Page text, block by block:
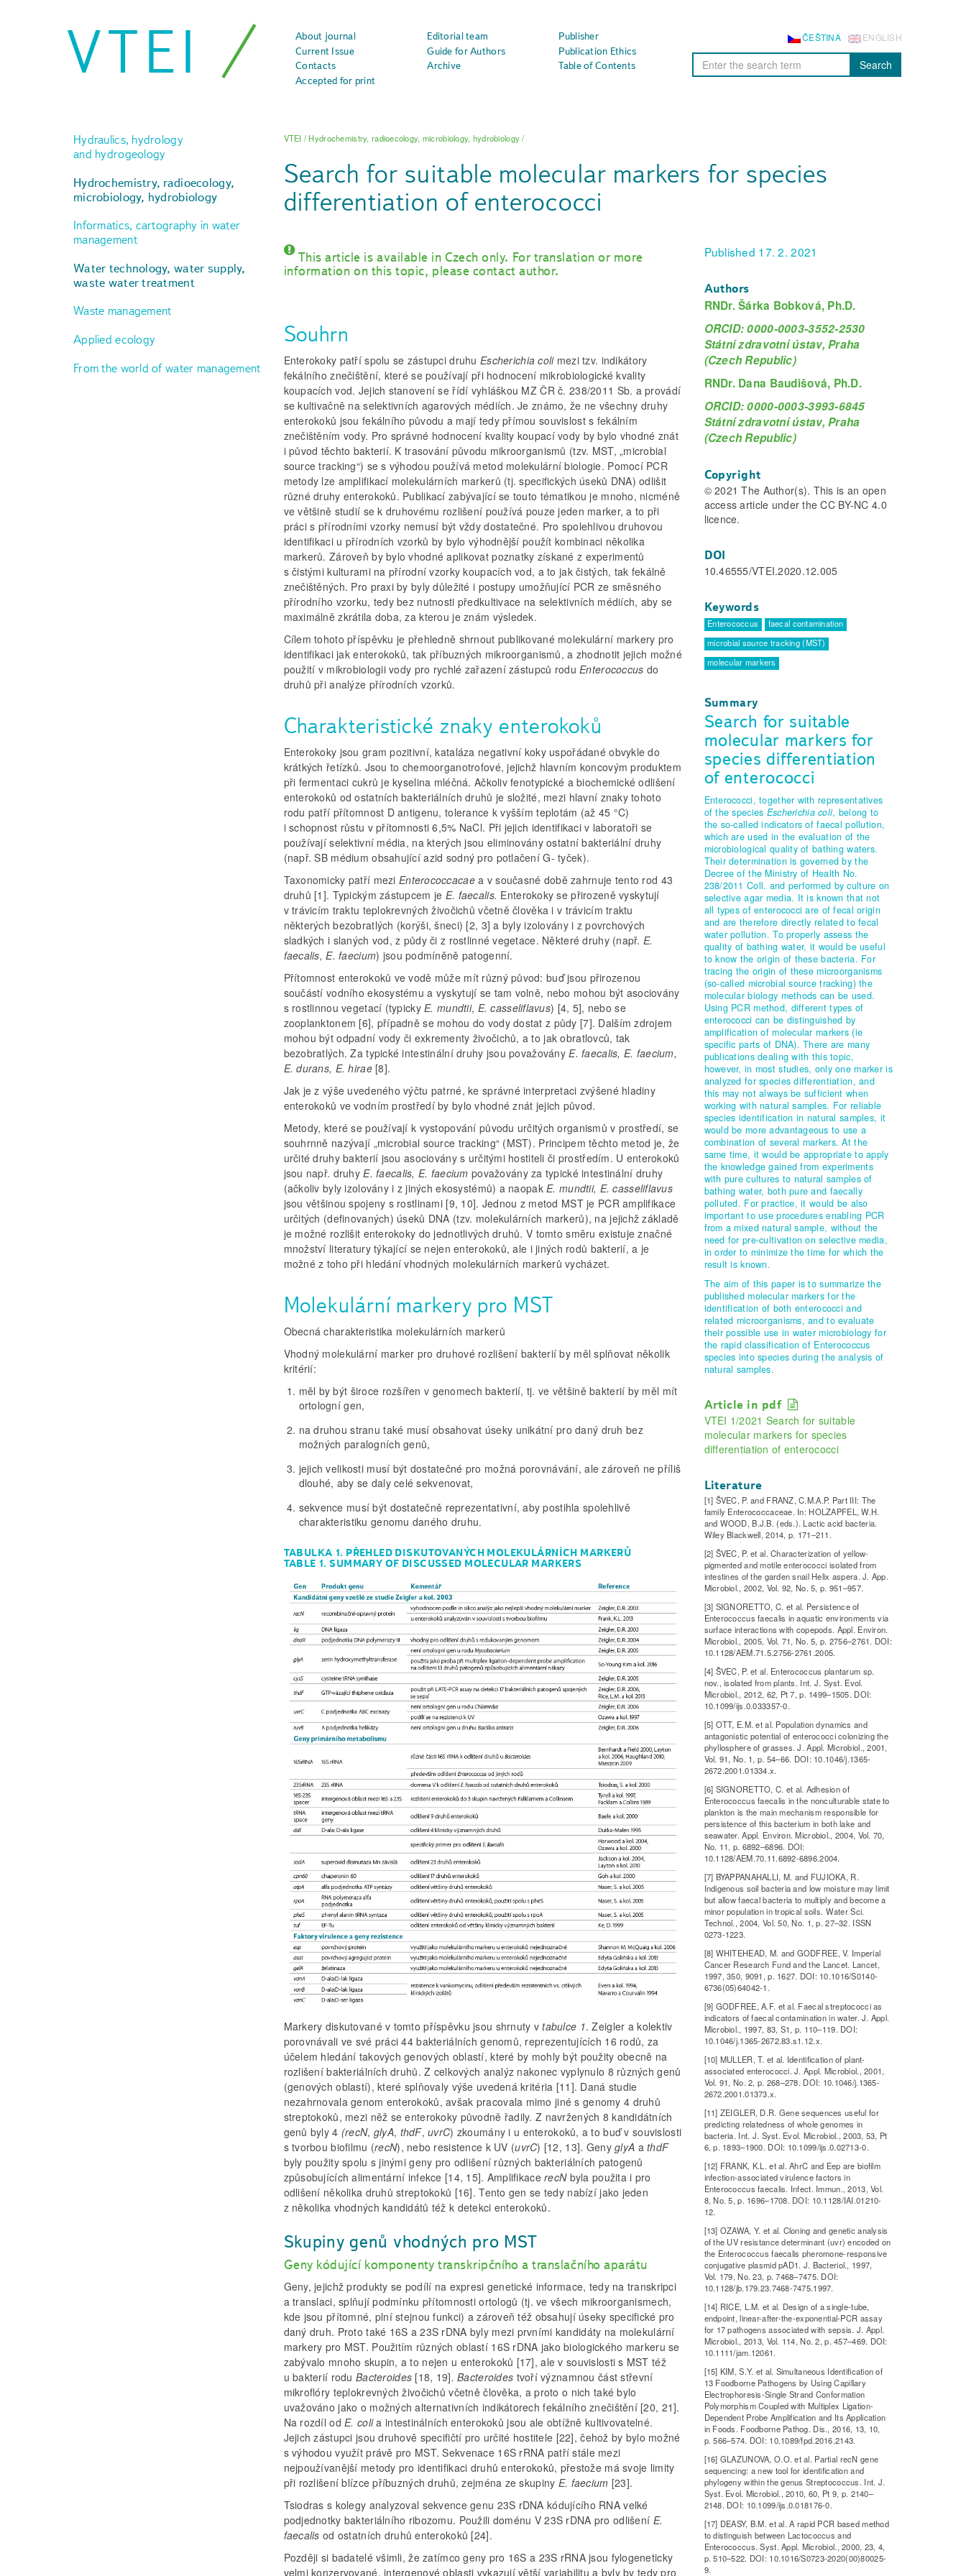
VTEI About journal Editorial team
Publisher
Current Issue
Guide for Authors
Publication Ethics
Contacts
Archive
Table of Contents
Accepted for print
ENGLISH
ČEŠTINA
Search
Hydraulics, hydrology
and hydrogeology
Hydrochemistry, radioecology,
microbiology, hydrobiology
Informatics, cartography in water
management
Water technology, water supply,
waste water treatment
Waste management
Applied ecology
From the world of water management
VTEI / Hydrochemistry, radioecology, microbiology, hydrobiology/
Search for suitable molecular markers for species
differentiation of enterococci
This article is available in Czech only. For translation or more
information on this topic, please contact author.
Souhrn
Enterokoky patří spolu se zástupci druhu Escherichia coli mezi tzv. indikátory
fekálního znečištění, které se používají při hodnocení mikrobiologické kvality
koupacích vod. Jejich stanovení se řídí vyhláškou MZ ČR č. 238/2011 Sb. a provádí
se kultivačně na selektivních agarových médiích. Je známo, že ne všechny druhy
enterokoků jsou fekálního původu a mají tedy přímou souvislost s fekálním
znečištěním vody. Pro správné hodnocení kvality koupací vody by bylo vhodné znát
i původ těchto bakterií. K trasování původu mikroorganismů (tzv. MST, „microbial
source tracking“) se s výhodou používá metod molekulární biologie. Pomocí PCR
metody lze amplifikací molekulárních markerů (tj. specifických úseků DNA) odlišit
různé druhy enterokoků. Publikací zabývající se touto tématikou je mnoho, nicméně
ve většině studií se k druhovému rozlišení používá pouze jeden marker, a to při
práci s přírodními vzorky nemusí být vždy dostatečné. Pro spolehlivou druhovou
identifikaci u přírodních vzorků by bylo výhodnější použít kombinaci několika
markerů. Zároveň by bylo vhodné aplikovat poznatky získané z experimentů
s čistými kulturami na přírodní vzorky koupacích vod, a to jak čistých, tak fekálně
znečištěných. Pro praxi by byly důležité i postupy umožňující PCR ze směsného
přírodního vzorku, tedy bez nutnosti předkultivace na selektivních médiích, aby se
maximálně zkrátila doba, za kterou je znám výsledek.
Cílem tohoto příspěvku je přehledně shrnout publikované molekulární markery pro
identifikaci jak enterokoků, tak příbuzných mikroorganismů, a zhodnotit jejich možné
použití v mikrobiologii vody pro rychlé zařazení zástupců roduEnterococcus do
druhů při analýze přírodních vzorků.
Charakteristické znaky enterokoků
Enterokoky jsou gram pozitivní, kataláza negativní koky uspořádané obvykle do
krátkých řetízků. Jsou to chemoorganotrofové, jejichž hlavním koncovým produktem
při fermentaci cukrů je kyselina mléčná. Ačkoliv fenotypické a biochemické odlišení
enterokoků od ostatních bakteriálních druhů je složité, mezi hlavní znaky tohoto
rodu patří přítomnost D antigenu, tolerance k vyšším teplotám (až 45 °C)
i schopnost růstu v přítomnosti 6,5% NaCl. Při jejich identifikaci v laboratoři se
používají selektivní média, na kterých jsou eliminovány ostatní bakteriální druhy
(např. SB médium obsahující azid sodný pro potlačení G- tyček).
Taxonomicky patří mezi Enterococcacaea v současné době zahrnuje tento rod 43
druhů [1]. Typickým zástupcem je E. faecalis. Enterokoky se přirozeně vyskytují
v trávicím traktu teplokrevných živočichů včetně člověka i v trávicím traktu
některých bezobratlých (korýši, šneci) [2, 3] a byly izolovány i z povrchových
sladkých i slaných vod, z půdy či z rostlinné vegetace. Některé druhy (např.E.
faecalis, E. faecium) jsou podmíněně patogenní.
Přítomnost enterokoků ve vodě může mít různý původ: buď jsou přirozenou
součástí vodního ekosystému a vyskytují se tam volně, nebo mohou být asociovány
s rostlinnou vegetací (typickyE. mundtii, E. casseliflavus) [4, 5], nebo se
zooplanktonem [6], případně se mohou do vody dostat z půdy [7]. Dalším zdrojem
mohou být odpadní vody či exkrementy živočichů, a to jak obratlovců, tak
bezobratlých. Za typické intestinální druhy jsou považoványE. faecalis, E. faecium,
E. durans, E. hirae [8].
Jak je z výše uvedeného výčtu patrné, ke správné interpretaci zvýšené hladiny
enterokoků ve vodním prostředí by bylo vhodné znát jejich původ.
Metody, které se používají k vystopování původu určitých organismů v prostředí, se
souhrnně nazývají „microbial source tracking“ (MST). Principem těchto metod je, že
určité druhy bakterií jsou asociovány s určitými hostiteli či prostředím. U enterokoků
jsou např. druhyE. faecalis, E. faecium považovány za typické intestinální druhy
(ačkoliv byly izolovány i z jiných ekosystémů) a naopakE. mundtii, E. casseliflavus
jsou většinou spojeny s rostlinami [9, 10]. Jednou z metod MST je PCR amplifikace
určitých (definovaných) úseků DNA (tzv. molekulárních markerů), na jejichž základě
je možné rozlišit enterokoky do jednotlivých druhů. V tomto směru existuje značné
množství literatury týkající se nejen enterokoků, ale i jiných rodů bakterií, a je
možné z toho při hledání vhodných molekulárních markerů vycházet.
Molekulární markery pro MST
Obecná charakteristika molekulárních markerů
Vhodný molekulární marker pro druhové rozlišení bakterií by měl splňovat několik
kritérií:
měl by být široce rozšířen v genomech bakterií, tj. ve většině bakterií by měl mít
ortologní gen,
na druhou stranu také musí obsahovat úseky unikátní pro daný druh bez
možných paralogních genů,
jejich velikosti musí být dostatečné pro možná porovnávání, ale zároveň ne příliš
dlouhé, aby se daly celé sekvenovat,
sekvence musí být dostatečně reprezentativní, aby postihla spolehlivě
charakteristiku genomu daného druhu.
TABULKA 1. PŘEHLED DISKUTOVANÝCH MOLEKULÁRNÍCH MARKERŮ
TABLE 1. SUMMARY OF DISCUSSED MOLECULAR MARKERS
Markery diskutované v tomto příspěvku jsou shrnuty vtabulce 1. Zeigler a kolektiv
porovnávali ve své práci 44 bakteriálních genomů, reprezentujících 16 rodů, za
účelem hledání takových genových oblastí, které by mohly být použity obecně na
rozlišení bakteriálních druhů. Z celkových analýz nakonec vyplynulo 8 různých genů
(genových oblastí), které splňovaly výše uvedená kritéria [11]. Daná studie
nezahrnovala genom enterokoků, avšak pracovala mimo jiné s genomy 4 druhů
streptokoků, mezi něž se enterokoky původně řadily. Z navržených 8 kandidátních
genů byly 4 (recN, glyA, thdF,uvrC) zkoumány i u enterokoků, a to buď v souvislosti
s tvorbou biofilmu (recN), nebo resistence k UV (uvrC) [12, 13]. GenyglyA athdF
byly použity spolu s jinými geny pro odlišení různých bakteriálních patogenů
způsobujících alimentární infekce [14, 15]. AmplifikacerecNbyla použita i pro
odlišení několika druhů streptokoků [16]. Tento gen se tedy nabízí jako jeden
z několika vhodných kandidátů též k detekci enterokoků.
Skupiny genů vhodných pro MST
Geny kódující komponenty transkripčního a translačního aparátu
Geny, jejichž produkty se podílí na expresi genetické informace, tedy na transkripci
a translaci, splňují podmínku přítomnosti ortologů (tj. ve všech mikroorganismech,
kde jsou přítomné, plní stejnou funkci) a zároveň též obsahují úseky specifické pro
daný druh. Proto také 16S a 23S rDNA byly mezi prvními kandidáty na molekulární
markery pro MST. Použitím různých oblastí 16S rDNA jako biologického markeru se
zabývalo mnoho skupin, a to nejen u enterokoků [17], ale v souvislosti s MST též
u bakterií rodu Bacteroides [18, 19]. Bacteroides tvoří významnou část střevní
mikroflóry teplokrevných živočichů včetně člověka, a proto o nich také bylo
uvažováno jako o možných alternativních indikátorech fekálního znečištění [20, 21].
Na rozdíl odE. colia intestinálních enterokoků jsou ale obtížně kultivovatelné.
Jejich zástupci jsou druhově specifičtí pro určité hostitele [22], čehož by bylo možné
s výhodou využít právě pro MST. Sekvenace 16S rRNA patří stále mezi
nejpoužívanější metody pro identifikaci druhů enterokoků, přestože má svoje limity
při rozlišení blízce příbuzných druhů, zejména ze skupiny E. faecium [23].
Tsiodras s kolegy analyzoval sekvence genu 23S rDNA kódujícího RNA velké
podjednotky bakteriálního ribozomu. Použili doménu V 23S rDNA pro odlišení E.
faecalis od ostatních druhů enterokoků [24].
Později si badatelé všimli, že zatímco geny pro 16S a 23S rRNA jsou fylogeneticky
velmi konzervované, intergenové oblasti vykazují větší variabilitu a byly by tedy pro
Published 17. 2. 2021
Authors
RNDr. Šárka Bobková, Ph.D.
ORCID: 0000-0003-3552-2530
Státní zdravotní ústav, Praha
(Czech Republic)
RNDr. Dana Baudišová, Ph.D.
ORCID: 0000-0003-3993-6845
Státní zdravotní ústav, Praha
(Czech Republic)
Copyright
© 2021 The Author(s). This is an open
access article under the CC BY-NC 4.0
licence.
DOI
10.46555/VTEI.2020.12.005
Keywords
Enterococcus
faecal contamination
microbial source tracking (MST)
molecular markers
Summary
Search for suitable
molecular markers for
species differentiation
of enterococci
Enterococci, together with representatives
of the species Escherichia coli, belong to
the so-called indicators of faecal pollution,
which are used in the evaluation of the
microbiological quality of bathing waters.
Their determination is governed by the
Decree of the Ministry of Health No.
238/2011 Coll. and performed by culture on
selective agar media. It is known that not
all types of enterococci are of fecal origin
and are therefore directly related to fecal
water pollution. To properly assess the
quality of bathing water, it would be useful
to know the origin of these bacteria. For
tracing the origin of these microorganisms
(so-called microbial source tracking) the
molecular biology methods can be used.
Using PCR method, different types of
enterococci can be distinguished by
amplification of molecular markers (ie
specific parts of DNA). There are many
publications dealing with this topic,
however, in most studies, only one marker is
analyzed for species differentiation, and
this may not always be sufficient when
working with natural samples. For reliable
species identification in natural samples, it
would be more advantageous to use a
combination of several markers. At the
same time, it would be appropriate to apply
the knowledge gained from experiments
with pure cultures to natural samples of
bathing water, both pure and faecally
polluted. For practice, it would be also
important to use procedures enabling PCR
from a mixed natural sample, without the
need for pre-cultivation on selective media,
in order to minimize the time for which the
result is known.
The aim of this paper is to summarize the
published molecular markers for the
identification of both enterococci and
related microorganisms, and to evaluate
their possible use in water microbiology for
the rapid classification of Enterococcus
species into species during the analysis of
natural samples.
Article in pdf
VTEI 1/2021 Search for suitable
molecular markers for species
differentiation of enterococci
Literature
[1] ŠVEC, P. and FRANZ, C.M.A.P. Part III: The
family Enterococcaceae. In: HOLZAPFEL, W.H.
and WOOD, B.J.B. (eds.). Lactic acid bacteria.
Wiley Blackwell, 2014, p. 171–211.
[2] ŠVEC, P. et al. Characterization of yellow-
pigmented and motile enterococci isolated from
intestines of the garden snail Helix aspera. J. App.
Microbiol., 2002, Vol. 92, No. 5, p. 951–957.
[3] SIGNORETTO, C. et al. Persistence of
Enterococcus faecalis in aquatic environments via
surface interactions with copepods. Appl. Environ.
Microbiol., 2005, Vol. 71, No. 5, p. 2756–2761. DOI:
10.1128/AEM.71.5.2756-2761.2005.
[4] ŠVEC, P. et al. Enterococcus plantarum sp.
nov., isolated from plants. Int. J. Syst. Evol.
Microbiol., 2012, 62, Pt 7, p. 1499–1505. DOI:
10.1099/ijs.0.033357-0.
[5] OTT, E.M. et al. Population dynamics and
antagonistic potential of enterococci colonizing the
phyllosphere of grasses. J. Appl. Microbiol., 2001,
Vol. 91, No. 1, p. 54–66. DOI: 10.1046/j.1365-
2672.2001.01334.x.
[6] SIGNORETTO, C. et al. Adhesion of
Enterococcus faecalis in the nonculturable state to
plankton is the main mechanism responsible for
persistence of this bacterium in both lake and
seawater. Appl. Environ. Microbiol., 2004, Vol. 70,
No. 11, p. 6892–6896. DOI:
10.1128/AEM.70.11.6892-6896.2004.
[7] BYAPPANAHALLI, M. and FUJIOKA, R.
Indigenous soil bacteria and low moisture may limit
but allow faecal bacteria to multiply and become a
minor population in tropical soils. Water Sci.
Technol., 2004, Vol. 50, No. 1, p. 27–32. ISSN
0273-1223.
[8] WHITEHEAD, M. and GODFREE, V. Imperial
Cancer Research Fund and the Lancet. Lancet,
1997, 350, 9091, p. 1627. DOI: 10.1016/S0140-
6736(05)64042-1.
[9] GODFREE, A.F. et al. Faecal streptococci as
indicators of faecal contamination in water. J. Appl.
Microbiol., 1997, 83, S1, p. 110–119. DOI:
10.1046/j.1365-2672.83.s1.12.x.
[10] MULLER, T. et al. Identification of plant-
associated enterococci. J. Appl. Microbiol., 2001,
Vol. 91, No. 2, p. 268–278. DOI: 10.1046/j.1365-
2672.2001.01373.x.
[11] ZEIGLER, D.R. Gene sequences useful for
predicting relatedness of whole genomes in
bacteria. Int. J. Syst. Evol. Microbiol., 2003, 53, Pt
6, p. 1893–1900. DOI: 10.1099/ijs.0.02713-0.
[12] FRANK, K.L. et al. AhrC and Eep are biofilm
infection-associated virulence factors in
Enterococcus faecalis. Infect. Immun., 2013, Vol.
8, No. 5, p. 1696–1708. DOI: 10.1128/IAI.01210-
12.
[13] OZAWA, Y. et al. Cloning and genetic analysis
of the UV resistance determinant (uvr) encoded on
the Enterococcus faecalis pheromone-responsive
conjugative plasmid pAD1. J. Bacteriol., 1997,
Vol. 179, No. 23, p. 7468–7475. DOI:
10.1128/jb.179.23.7468-7475.1997.
[14] RICE, L.M. et al. Design of a single-tube,
endpoint, linear-after-the-exponential-PCR assay
for 17 pathogens associated with sepsis. J. Appl.
Microbiol., 2013, Vol. 114, No. 2, p. 457–469. DOI:
10.1111/jam.12061.
[15] KIM, S.Y. et al. Simultaneous Identification of
13 Foodborne Pathogens by Using Capillary
Electrophoresis-Single Strand Conformation
Polymorphism Coupled with Multiplex Ligation-
Dependent Probe Amplification and Its Application
in Foods. Foodborne Pathog. Dis., 2016, 13, 10,
p. 566–574. DOI: 10.1089/fpd.2016.2143.
[16] GLAZUNOVA, O.O. et al. Partial recN gene
sequencing: a new tool for identification and
phylogeny within the genus Streptococcus. Int. J.
Syst. Evol. Microbiol., 2010, 60, Pt 9, p. 2140–
2148. DOI: 10.1099/ijs.0.018176-0.
[17] DEASY, B.M. et al. A rapid PCR based method
to distinguish between Lactococcus and
Enterococcus. Syst. Appl. Microbiol., 2000, 23, 4,
p. 510–522. DOI: 10.1016/S0723-2020(00)80025-
9.